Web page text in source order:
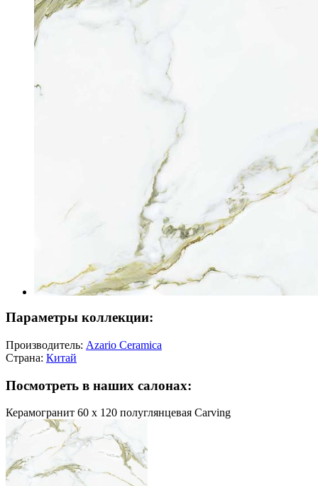
Параметры коллекции:
Производитель: Azario Ceramica
Страна: Китай
Посмотреть в наших салонах:
Керамогранит 60 х 120 полуглянцевая Carving